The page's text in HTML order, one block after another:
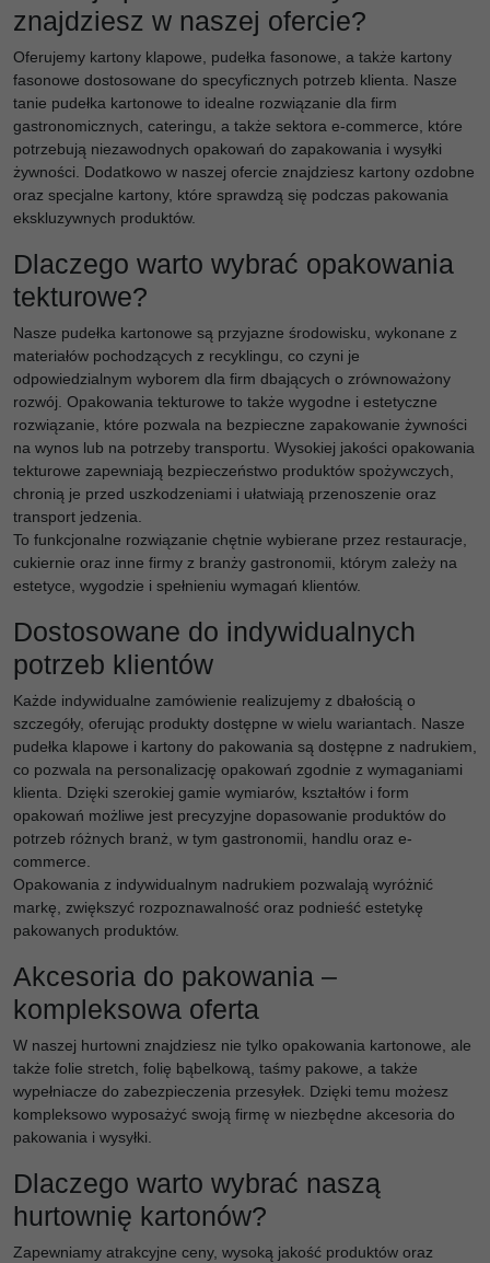
znajdziesz w naszej ofercie?
Oferujemy kartony klapowe, pudełka fasonowe, a także kartony
fasonowe dostosowane do specyficznych potrzeb klienta. Nasze
tanie pudełka kartonowe to idealne rozwiązanie dla firm
gastronomicznych, cateringu, a także sektora e-commerce, które
potrzebują niezawodnych opakowań do zapakowania i wysyłki
żywności. Dodatkowo w naszej ofercie znajdziesz kartony ozdobne
oraz specjalne kartony, które sprawdzą się podczas pakowania
ekskluzywnych produktów.
Dlaczego warto wybrać opakowania
tekturowe?
Nasze pudełka kartonowe są przyjazne środowisku, wykonane z
materiałów pochodzących z recyklingu, co czyni je
odpowiedzialnym wyborem dla firm dbających o zrównoważony
rozwój. Opakowania tekturowe to także wygodne i estetyczne
rozwiązanie, które pozwala na bezpieczne zapakowanie żywności
na wynos lub na potrzeby transportu. Wysokiej jakości opakowania
tekturowe zapewniają bezpieczeństwo produktów spożywczych,
chronią je przed uszkodzeniami i ułatwiają przenoszenie oraz
transport jedzenia.
To funkcjonalne rozwiązanie chętnie wybierane przez restauracje,
cukiernie oraz inne firmy z branży gastronomii, którym zależy na
estetyce, wygodzie i spełnieniu wymagań klientów.
Dostosowane do indywidualnych
potrzeb klientów
Każde indywidualne zamówienie realizujemy z dbałością o
szczegóły, oferując produkty dostępne w wielu wariantach. Nasze
pudełka klapowe i kartony do pakowania są dostępne z nadrukiem,
co pozwala na personalizację opakowań zgodnie z wymaganiami
klienta. Dzięki szerokiej gamie wymiarów, kształtów i form
opakowań możliwe jest precyzyjne dopasowanie produktów do
potrzeb różnych branż, w tym gastronomii, handlu oraz e-
commerce.
Opakowania z indywidualnym nadrukiem pozwalają wyróżnić
markę, zwiększyć rozpoznawalność oraz podnieść estetykę
pakowanych produktów.
Akcesoria do pakowania –
kompleksowa oferta
W naszej hurtowni znajdziesz nie tylko opakowania kartonowe, ale
także folie stretch, folię bąbelkową, taśmy pakowe, a także
wypełniacze do zabezpieczenia przesyłek. Dzięki temu możesz
kompleksowo wyposażyć swoją firmę w niezbędne akcesoria do
pakowania i wysyłki.
Dlaczego warto wybrać naszą
hurtownię kartonów?
Zapewniamy atrakcyjne ceny, wysoką jakość produktów oraz